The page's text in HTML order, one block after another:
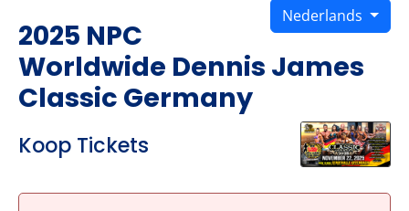
Nederlands
2025 NPC
Worldwide Dennis James
Classic Germany
Koop Tickets